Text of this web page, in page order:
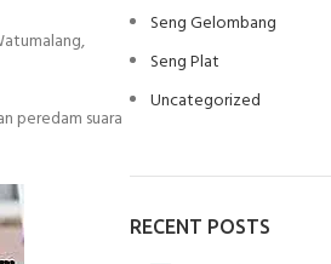
peredam suara
Seng Gelombang
Seng Plat
Uncategorized
RECENT POSTS